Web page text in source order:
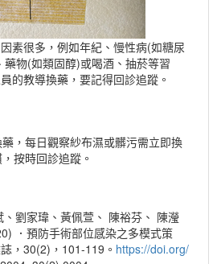
素很多，例如年紀、慢性病(如糖尿
藥物(如類固醇)或喝酒、抽菸等習
的教導換藥，要記得回診追蹤。
，每日觀察紗布濕或髒污需立即換
按時回診追蹤。
劉家瑋、黃佩萱、 陳裕芬、 陳瀅
．預防手術部位感染之多模式策
，30(2)，101-119。 https://doi.org/